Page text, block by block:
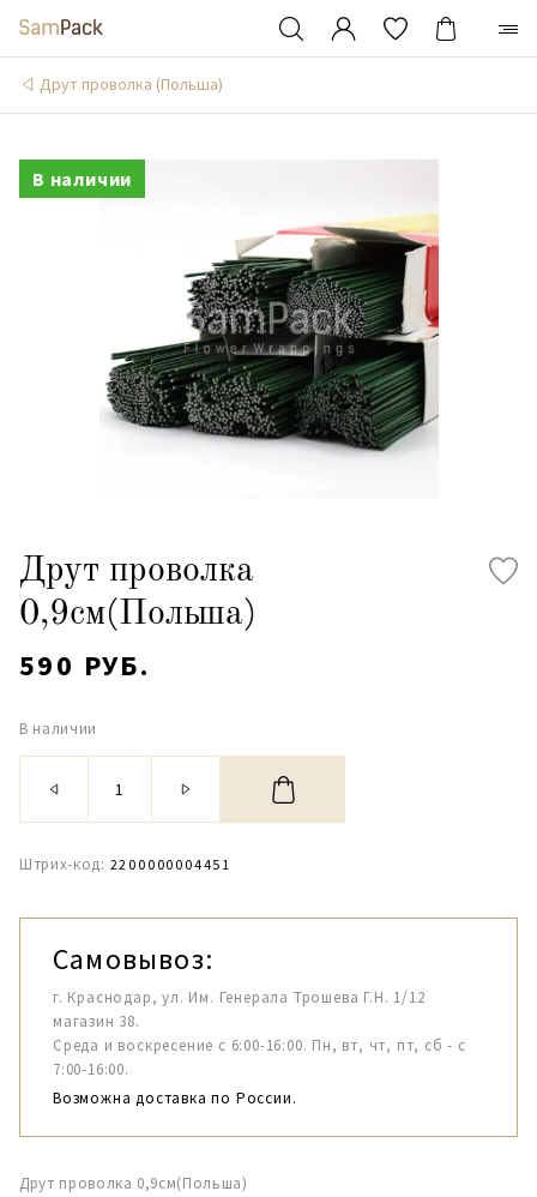
Друт проволка (Польша)
В наличии
Друт проволка
0,9см(Польша)
590 РУБ.
В наличии
Штрих-код: 2200000004451
Самовывоз:
г. Краснодар, ул. Им. Генерала Трошева Г.Н. 1/12
магазин 38.
Среда и воскресение с 6:00-16:00. Пн, вт, чт, пт, сб - с
7:00-16:00.
Возможна доставка по России.
Друт проволка 0,9см(Польша)